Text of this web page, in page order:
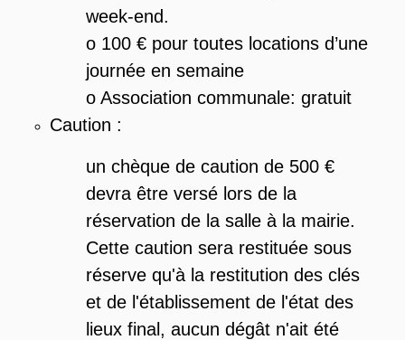
week-end.
o 100 € pour toutes locations d’une
journée en semaine
o Association communale: gratuit
Caution :
un chèque de caution de 500 €
devra être versé lors de la
réservation de la salle à la mairie.
Cette caution sera restituée sous
réserve qu'à la restitution des clés
et de l'établissement de l'état des
lieux final, aucun dégât n'ait été